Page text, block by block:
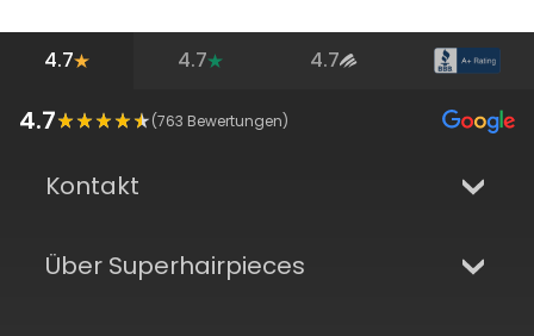
4.7 4.7 4.7
4.7 (763 Bewertungen)
Kontakt
Über Superhairpieces